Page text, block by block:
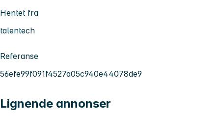
Hentet fra
talentech
Referanse
56efe99f091f4527a05c940e44078de9
Lignende annonser